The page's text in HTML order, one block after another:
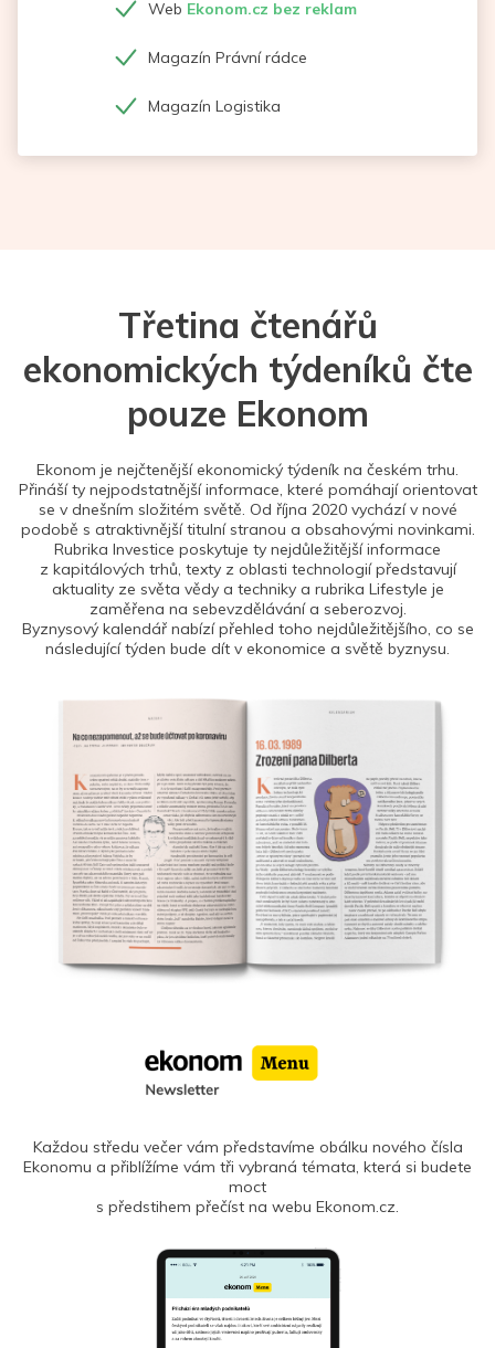
Web Ekonom.cz bez reklam
Magazín Právní rádce
Magazín Logistika
Třetina čtenářů
ekonomických týdeníků čte
pouze Ekonom
Ekonom je nejčtenější ekonomický týdeník na českém trhu.
Přináší ty nejpodstatnější informace, které pomáhají orientovat
se v dnešním složitém světě. Od října 2020 vychází v nové
podobě s atraktivnější titulní stranou a obsahovými novinkami.
Rubrika Investice poskytuje ty nejdůležitější informace
z kapitálových trhů, texty z oblasti technologií představují
aktuality ze světa vědy a techniky a rubrika Lifestyle je
zaměřena na sebevzdělávání a seberozvoj.
Byznysový kalendář nabízí přehled toho nejdůležitějšího, co se
následující týden bude dít v ekonomice a světě byznysu.
Každou středu večer vám představíme obálku nového čísla
Ekonomu a přiblížíme vám tři vybraná témata, která si budete
moct
s předstihem přečíst na webu Ekonom.cz.